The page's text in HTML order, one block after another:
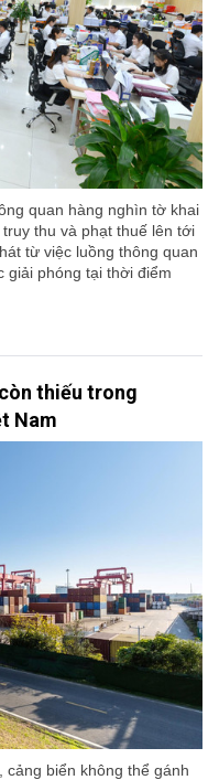
quan hàng nghìn tờ khai
thu và phạt thuế lên tới
từ việc luồng thông quan
giải phóng tại thời điểm
thiếu trong
Nam
cảng biển không thể gánh